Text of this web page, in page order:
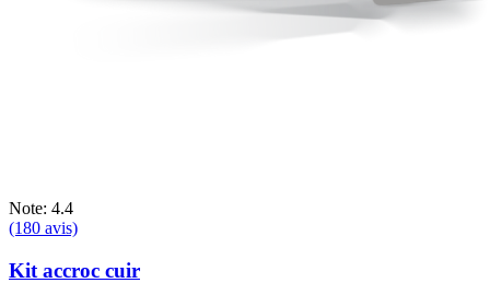
Note: 4.4
(180 avis)
Kit accroc cuir